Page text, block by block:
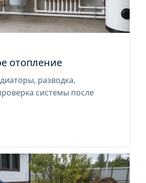
отопление
разводка,
системы после